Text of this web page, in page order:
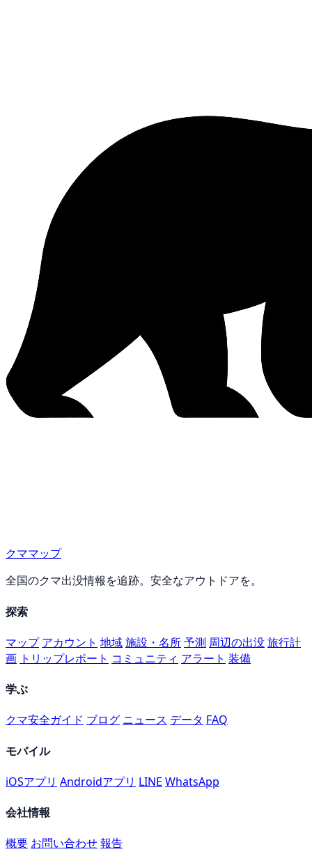
クママップ
全国のクマ出没情報を追跡。安全なアウトドアを。
探索
マップ アカウント 地域施設・名所予測 周辺の出没旅行計
画 トリップレポート コミュニティ アラート 装備
学ぶ
クマ安全ガイド ブログ ニュース データ FAQ
モバイル
iOSアプリ Androidアプリ LINE WhatsApp
会社情報
概要 お問い合わせ報告